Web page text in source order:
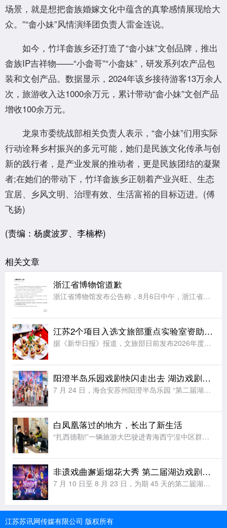
场景，就是想把畲族婚嫁文化中蕴含的真挚感情展现给大
众。”“畲小妹”风情演绎团负责人雷金连说。
如今，竹垟畲族乡还打造了“畲小妹”文创品牌，推出
畲族IP吉祥物——“小畲哥”“小畲妹”，研发系列农产品包
装和文创产品。数据显示，2024年该乡接待游客13万余人
次，旅游收入达1000余万元，累计带动“畲小妹”文创产品
增收100余万元。
龙泉市委统战部相关负责人表示，“畲小妹”们用实际
行动诠释乡村振兴的多元可能，她们是民族文化传承与创
新的践行者，是产业发展的推动者，更是民族团结的凝聚
者;在她们的带动下，竹垟畲族乡正朝着产业兴旺、生态
宜居、乡风文明、治理有效、生活富裕的目标迈进。(傅
飞扬)
(责编：杨虞波罗、李楠桦)
相关文章
浙江省博物馆道歉
浙江省博物馆发布公告称，8月6日中午，浙江省博物馆之江馆区“再现圆明园”特展在预约核销过程中，因瞬时客流集中、现场核验衔接不畅，导致部分观众入场受阻、观展体验不佳，对此向受到影响的各位观众致以最诚挚的
江苏2个项目入选文旅部重点实验室资助项目立项名单
据《新华日报》报道，文旅部日前发布2026年度文旅部重点实验室资助项目立项名单，全国共有12个项目入选，来自江苏的2个项目位列其中。文旅部重点实验室资助项目是文旅部核心科研专项，重点支持实验室开展非遗
阳澄半岛乐园戏剧快闪走出去 湖边戏剧节解锁夏日文旅新玩法
7 月 24 日，海合安苏州阳澄半岛乐园 “第二届湖边戏剧节” 快闪活动登陆苏州工业园区，以行进式巡游搭配定点互动的创新形式，将非遗戏剧展演从乐园剧场延伸至城市公共空间，为市民带来零距离、沉浸式的传统
白凤凰落过的地方，长出了新生活
“扎西德勒!”一辆旅游大巴驶进青海西宁湟中区群加国家森林公园，车门打开，“云上群加·金陵山水”露营基地工作人员切桑卓玛迎上前，为客人们献上洁白的哈达。七月的高原，山风裹着草木清甜。山野间，露营基地建设
非遗戏曲邂逅烟花大秀 第二届湖边戏剧节即将点亮阳澄
7 月 10 日至 8 月 23 日，为期 45 天的第二届湖边戏剧节将在海合安苏州阳澄半岛乐园正式开演。本届延续大众戏剧核心定位，以 “非遗狂欢・全民玩戏” 为全新主张，深度整合国家级非遗戏曲、民间
江苏苏讯网传媒有限公司 版权所有